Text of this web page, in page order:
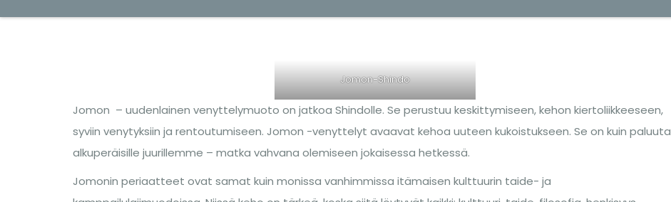
Jomon-Shindo
Jomon – uudenlainen venyttelymuoto on jatkoa Shindolle. Se perustuu keskittymiseen, kehon kiertoliikkeeseen,
syviin venytyksiin ja rentoutumiseen. Jomon -venyttelyt avaavat kehoa uuteen kukoistukseen. Se on kuin paluuta
alkuperäisille juurillemme – matka vahvana olemiseen jokaisessa hetkessä.
Jomonin periaatteet ovat samat kuin monissa vanhimmissa itämaisen kulttuurin taide- ja